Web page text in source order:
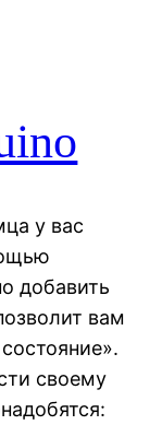
у вас
добавить
вам
своему